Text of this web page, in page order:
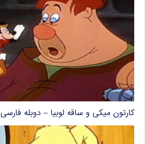
کارتون میکی و ساقه لوبیا – دوبله فارسی